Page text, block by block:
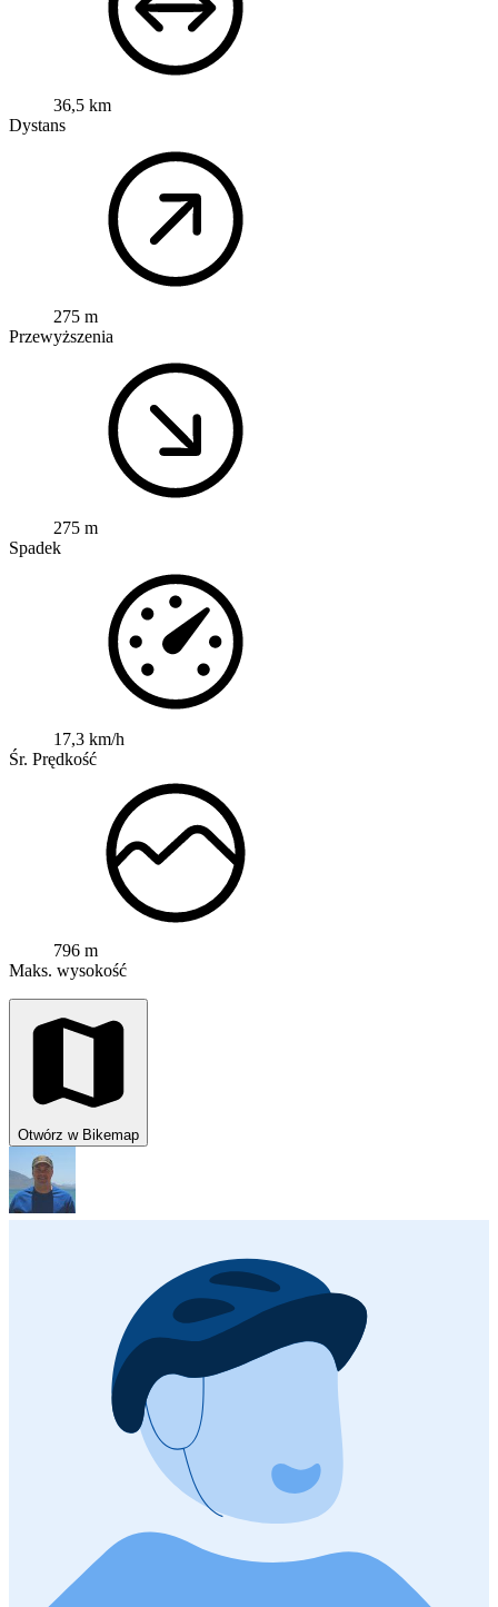
36,5 km
Dystans
275 m
Przewyższenia
275 m
Spadek
17,3 km/h
Śr. Prędkość
796 m
Maks. wysokość
Otwórz w Bikemap